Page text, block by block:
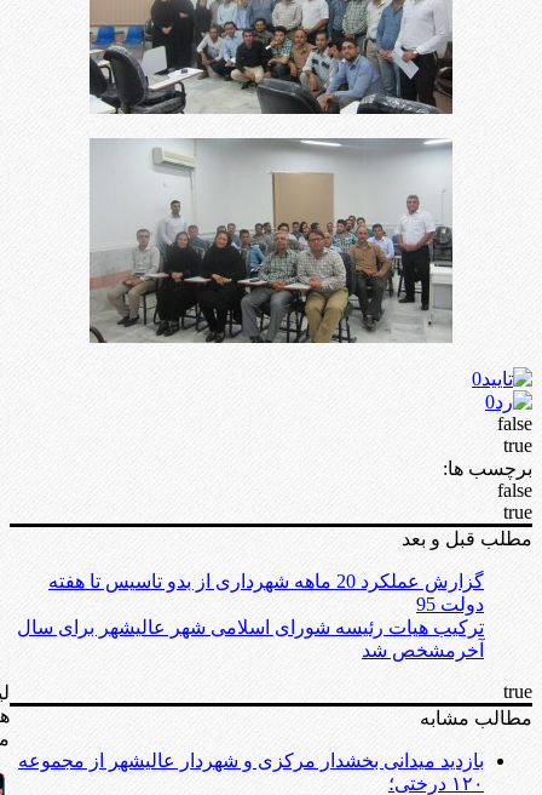
0
0
false
true
برچسب ها:
false
true
مطلب قبل و بعد
گزارش عملکرد 20 ماهه شهرداری از بدو تاسیس تا هفته
دولت 95
ترکیب هیات رئیسه شورای اسلامی شهر عالیشهر برای سال
آخرمشخص شد
true
مطالب مشابه
بازدید میدانی بخشدار مرکزی و شهردار عالیشهر از مجموعه
۱۲۰ درختی؛